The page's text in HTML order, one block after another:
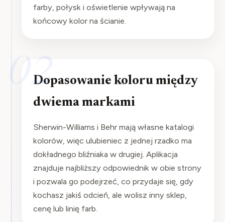
farby, połysk i oświetlenie wpływają na
końcowy kolor na ścianie.
02
Dopasowanie koloru między
dwiema markami
Sherwin-Williams i Behr mają własne katalogi
kolorów, więc ulubieniec z jednej rzadko ma
dokładnego bliźniaka w drugiej. Aplikacja
znajduje najbliższy odpowiednik w obie strony
i pozwala go podejrzeć, co przydaje się, gdy
kochasz jakiś odcień, ale wolisz inny sklep,
cenę lub linię farb.